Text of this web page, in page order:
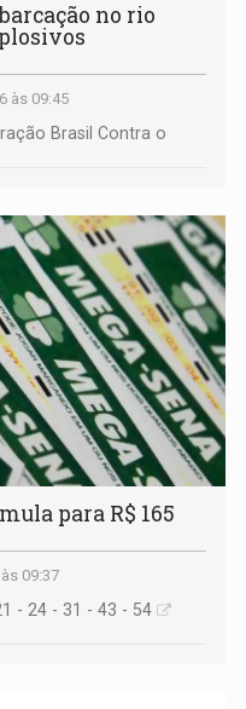
no rio
às 09:45
Brasil Contra o
para R$ 165
09:37
- 24 - 31 - 43 - 54